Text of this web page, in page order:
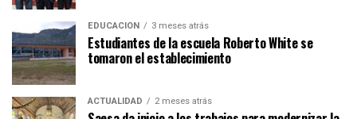
EDUCACIÓN 3 meses atrás
Estudiantes de la escuela Roberto White se
tomaron el establecimiento
ACTUALIDAD 2 meses atrás